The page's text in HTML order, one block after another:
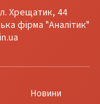
Хрещатик, 44
фірма "Аналітик"
Новини